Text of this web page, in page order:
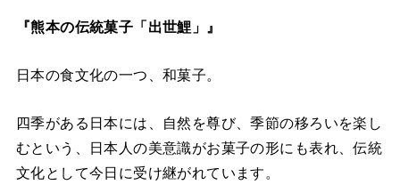
『熊本の伝統菓子「出世鯉」』
日本の食文化の一つ、和菓子。
四季がある日本には、自然を尊び、季節の移ろいを楽し
むという、日本人の美意識がお菓子の形にも表れ、伝統
文化として今日に受け継がれています。